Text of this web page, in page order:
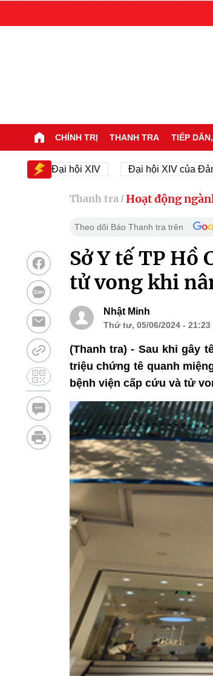
CHÍNH TRỊ THANH TRA TIẾP
Đại hội XIV Đại hội XIV của Đảng
Thanh tra / Hoạt động
Theo dõi Báo Thanh tra trên
Sở Y tế TP
tử vong khi
Nhật Minh
Thứ tư, 05/06/2024 - 21:23
(Thanh tra) - Sau khi gây
triệu chứng tê quanh
bệnh viện cấp cứu và tử